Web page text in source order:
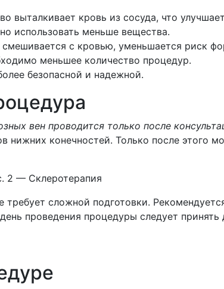
выталкивает кровь из сосуда, что
использовать меньше вещества.
смешивается с кровью, уменьшается риск
меньшее количество процедур.
безопасной и надежной.
вен проводится только после
нижних конечностей. Только после этого
2 — Склеротерапия
требует сложной подготовки.
проведения процедуры следует